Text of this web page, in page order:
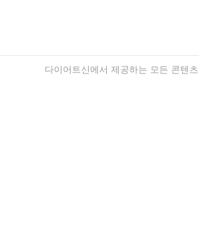
다이어트신에서 제공하는 모든 콘텐